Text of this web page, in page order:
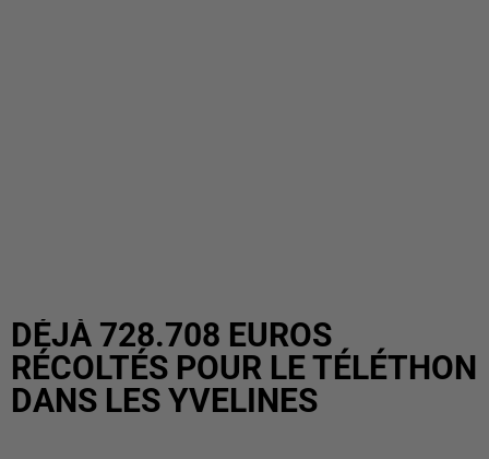
DÉJÀ 728.708 EUROS
RÉCOLTÉS POUR LE TÉLÉTHON
DANS LES YVELINES